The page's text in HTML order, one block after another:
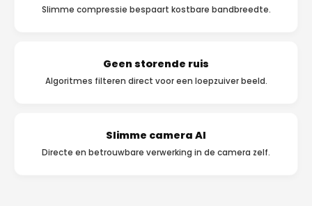
Slimme compressie bespaart kostbare bandbreedte.
Geen storende ruis
Algoritmes filteren direct voor een loepzuiver beeld.
Slimme camera AI
Directe en betrouwbare verwerking in de camera zelf.